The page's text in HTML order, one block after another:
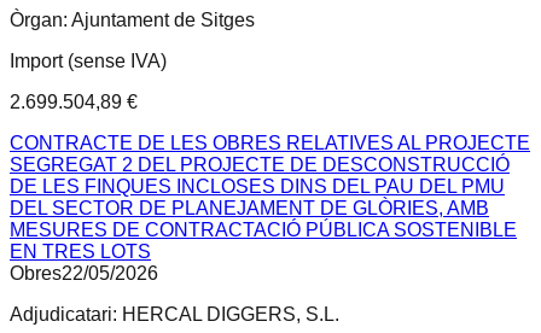
Òrgan: Ajuntament de Sitges
Import (sense IVA)
2.699.504,89 €
CONTRACTE DE LES OBRES RELATIVES AL PROJECTE
SEGREGAT 2 DEL PROJECTE DE DESCONSTRUCCIÓ
DE LES FINQUES INCLOSES DINS DEL PAU DEL PMU
DEL SECTOR DE PLANEJAMENT DE GLÒRIES, AMB
MESURES DE CONTRACTACIÓ PÚBLICA SOSTENIBLE
EN TRES LOTS
Obres22/05/2026
Adjudicatari: HERCAL DIGGERS, S.L.